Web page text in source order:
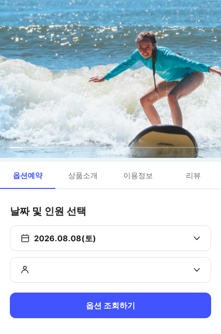
옵션예약 상품소개 이용정보 리뷰
날짜 및 인원 선택
2026.08.08(토)
옵션 조회하기